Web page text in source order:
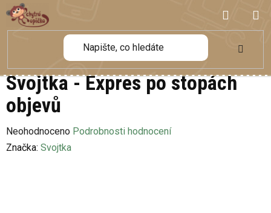
Přejít
na
obsah
KOŠÍK
Svojtka - Expres po stopách
objevů
Průměrné
hodnocení
Neohodnoceno Podrobnosti hodnocení
Značka: Svojtka